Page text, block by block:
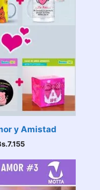
y Amistad
era:
7.155El
actual
es:
Bs.7.155.